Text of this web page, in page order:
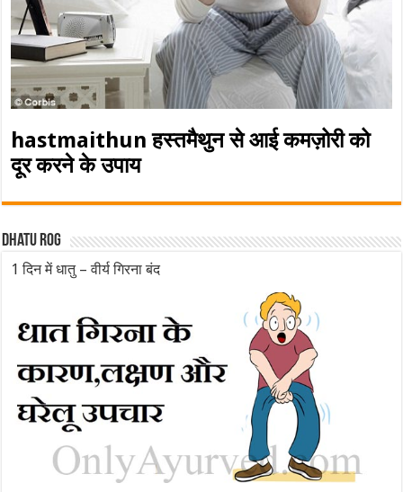
hastmaithun हस्तमैथुन से आई कमज़ोरी को
दूर करने के उपाय
Dhatu rog
1 दिन में धातु – वीर्य गिरना बंद